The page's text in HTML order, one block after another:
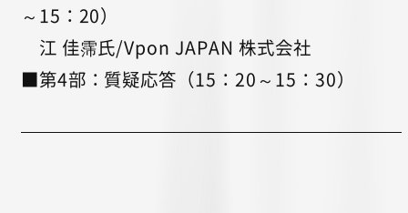
～15：20）
江 佳霈氏/Vpon JAPAN 株式会社
■第4部：質疑応答（15：20～15：30）